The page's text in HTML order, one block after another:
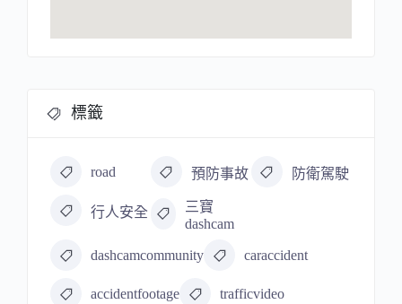
標籤
road 預防事故 防衛駕駛
行人安全
三寶
dashcam
dashcamcommunity caraccident
accidentfootage trafficvideo